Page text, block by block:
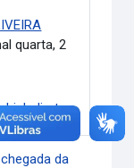
quarta, 2
Link direto
da